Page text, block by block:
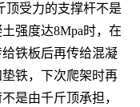
顶受力的支撑杆不是
强度达8Mpa时，在
铁板后再传给混凝
铁，下次爬架时再
是由千斤顶承担，